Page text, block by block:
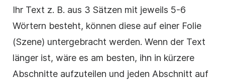
Ihr Text z. B. aus 3 Sätzen mit jeweils 5-6
Wörtern besteht, können diese auf einer Folie
(Szene) untergebracht werden. Wenn der Text
länger ist, wäre es am besten, ihn in kürzere
Abschnitte aufzuteilen und jeden Abschnitt auf